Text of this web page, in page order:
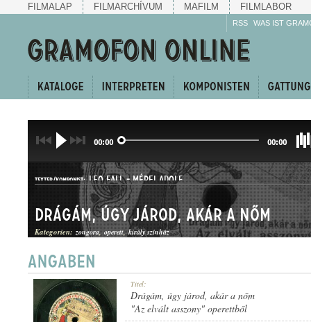
FILMALAP FILMARCHÍVUM MAFILM FILMLABOR
RSS WAS IST
00:00 00:00
TEXTER/KOMPONIST: LEO FALL-MÉREI ADOLF
GATTUNG: DUETT
Drágám, úgy járod, akár a nőm
Kategorien: zongora operett király színház
Titel:
Drágám, úgy járod, akár a nőm
"Az elvált asszony" operettből